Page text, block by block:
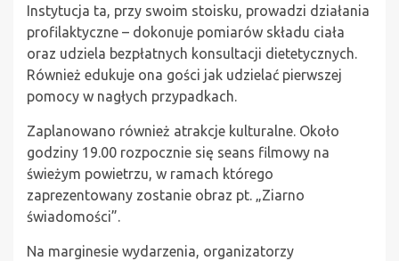
Instytucja ta, przy swoim stoisku, prowadzi działania
profilaktyczne – dokonuje pomiarów składu ciała
oraz udziela bezpłatnych konsultacji dietetycznych.
Również edukuje ona gości jak udzielać pierwszej
pomocy w nagłych przypadkach.
Zaplanowano również atrakcje kulturalne. Około
godziny 19.00 rozpocznie się seans filmowy na
świeżym powietrzu, w ramach którego
zaprezentowany zostanie obraz pt. „Ziarno
świadomości”.
Na marginesie wydarzenia, organizatorzy